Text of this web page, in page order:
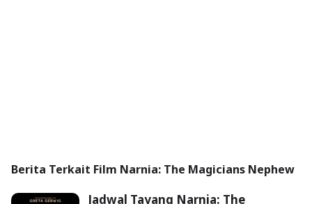
Berita Terkait Film Narnia: The Magicians Nephew
Jadwal Tayang Narnia: The